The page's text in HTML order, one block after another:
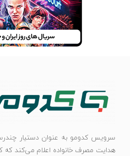
سرویس کدومو به عنوان دستیار
هدایت مصرف خانواده اعلام می‌کند که